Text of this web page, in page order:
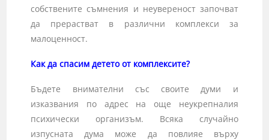
собствените съмнения и неувереност започват
да прерастват в различни комплекси за
малоценност.
Как да спасим детето от комплексите?
Бъдете внимателни със своите думи и
изказвания по адрес на още неукрепналия
психически организъм. Всяка случайно
изпусната дума може да повлияе върху